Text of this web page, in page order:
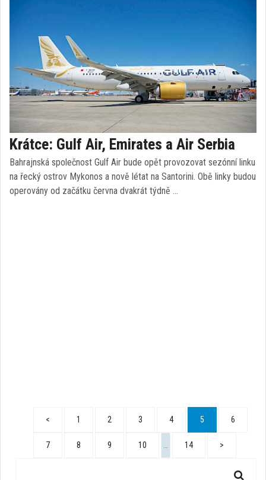
Krátce: Gulf Air, Emirates a Air Serbia
Bahrajnská společnost Gulf Air bude opět provozovat sezónní linku
na řecký ostrov Mykonos a nově létat na Santorini. Obě linky budou
operovány od začátku června dvakrát týdně …
< 1 2 3 4 5 6
7 8 9 10 14 >